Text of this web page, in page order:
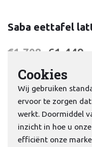
Saba eettafel
€1.708,- €1.449,-
Cookies
Wij gebruiken
ervoor te zorgen
werkt. Doormiddel
inzicht in hoe u
efficiënt onze